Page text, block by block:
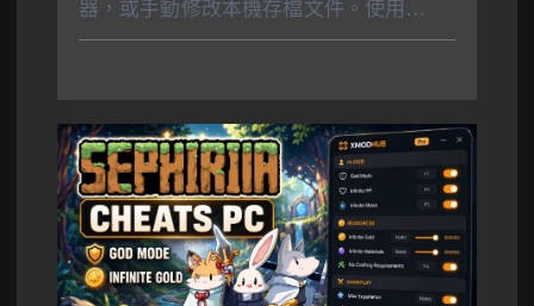
器，或手動修改本機存檔文件。使用…